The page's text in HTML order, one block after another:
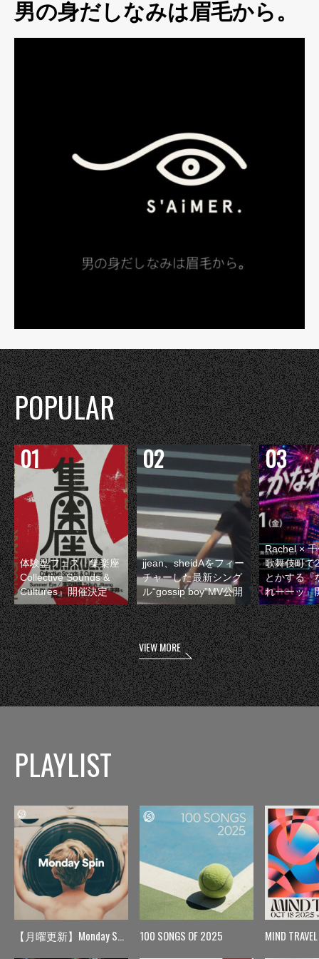
男の身だしなみは眉毛から。
POPULAR
体験型フェス『集楽座
Collective Sounds &
Cultures』開催決定
jjean、sheidAをフィー
チャーした最新シング
ル“gossip boy”MV公開
Rachel ×
歌舞伎町で
とかする『
れーーッ』
VIEW MORE
PLAYLIST
【月曜更新】Monday Spin 100 SONGS OF 2025 MIND TRAVEL